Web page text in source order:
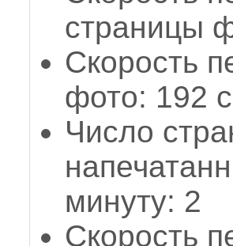
страницы
Скорость
фото: 192 с
Число
минуту: 2
Скорость